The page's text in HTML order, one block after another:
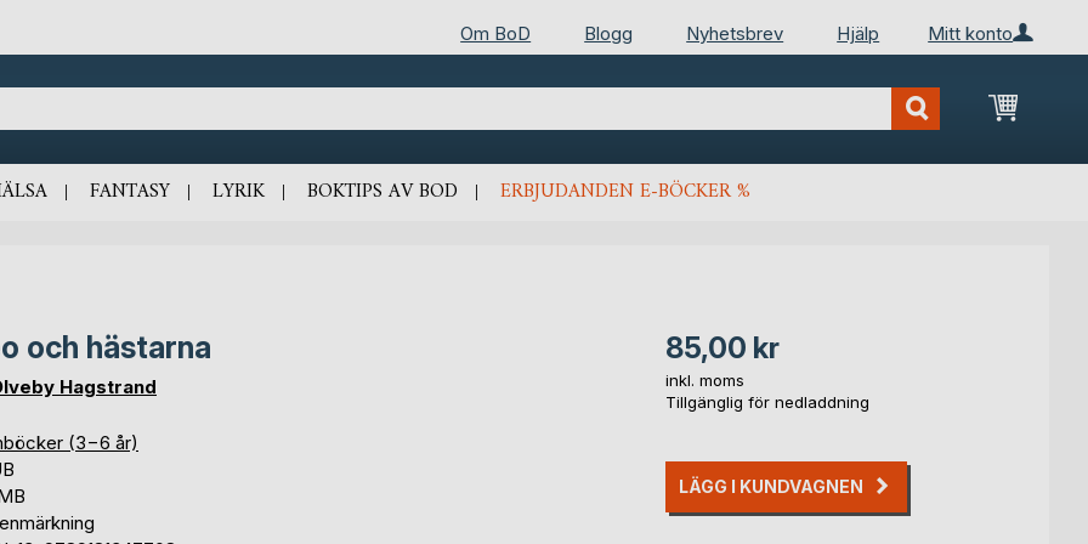
Mitt konto
Om BoD Blogg Nyhetsbrev Hjälp
Min
FANTASY LYRIK BOKTIPS AV BOD ERBJUDANDEN E-BÖCKER %
och hästarna
Hagstrand
(3−6 år)
85,00 kr
inkl. moms
Tillgänglig för nedladdning
LÄGG I KUNDVAGNEN